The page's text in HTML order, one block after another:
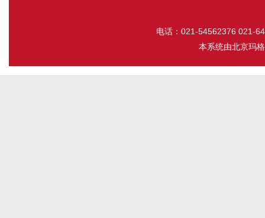
电话：021-54562376 021-
本系统由北京玛